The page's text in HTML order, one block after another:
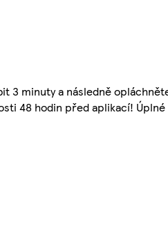
3 minuty a následně
48 hodin před aplikací!